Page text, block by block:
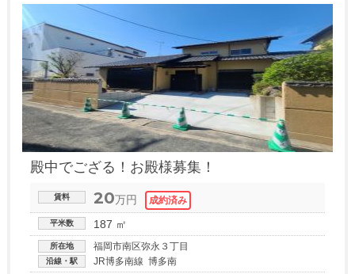
殿中でござる！お殿様募集！
賃料 20万円
平米数 187 ㎡
所在地 福岡市南区弥永３丁目
沿線・駅 JR博多南線 博多南